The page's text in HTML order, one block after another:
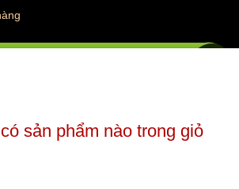
sản phẩm nào trong giỏ